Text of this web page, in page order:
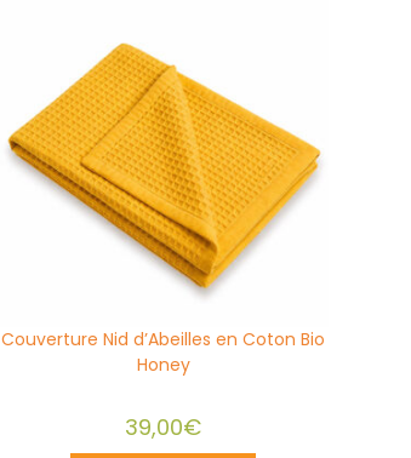
Couverture Nid d’Abeilles en Coton Bio
Honey
39,00€